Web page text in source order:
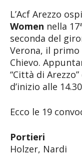
L’Acf Arezzo
Women nella
seconda del
Verona, il
Chievo.
“Città di
d’inizio alle
Ecco le 19
Portieri
Holzer, Nardi